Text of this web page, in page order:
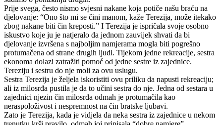
Prije svega, često nismo svjesni nakane koja potiče našu braću na
djelovanje: “Ono što mi se čini manom, kaže Terezija, može itekako
zbog nakane biti čin kreposti.” I Terezija je ispričala svoje osobno
iskustvo koje ju je natjeralo da jednom zauvijek shvati da bi
djelovanje izvršena s najboljim namjerama mogla biti pogrešno
protumačena od strane drugih ljudi. Tijekom jedne rekreacije, sestra
ekonoma dolazi zatražiti pomoć od jedne sestre iz zajednice.
Tereziju i sestru do nje moli za ovu uslugu.
Sestra Terezija je željela iskoristiti ovu priliku da napusti rekreaciju;
ali iz milosrđa pustila je da to učini sestra do nje. Jedna od sestara u
zajednici njezin čin milosrđa odmah je protumačila kao
neraspoloživost i nespremnost na čin bratske ljubavi.
Zato je Terezija, kada je vidjela da neka sestra iz zajednice u nekom